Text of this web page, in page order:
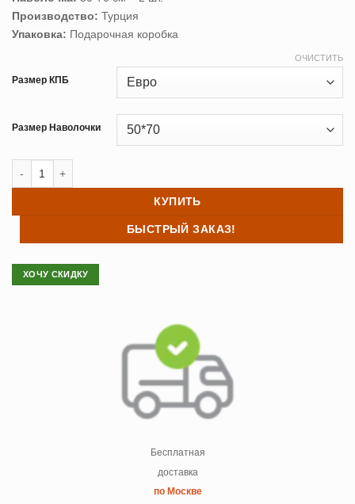
Производство: Турция
Упаковка: Подарочная коробка
Размер КПБ
Размер Наволочки
ОЧИСТИТЬ
КУПИТЬ
БЫСТРЫЙ ЗАКАЗ!
ХОЧУ СКИДКУ
Бесплатная
доставка
по Москве